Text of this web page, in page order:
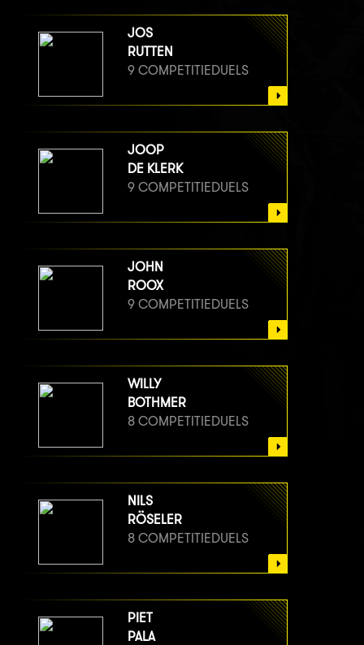
JOS
RUTTEN
9 COMPETITIEDUELS
JOOP
DE KLERK
9 COMPETITIEDUELS
JOHN
ROOX
9 COMPETITIEDUELS
WILLY
BOTHMER
8 COMPETITIEDUELS
NILS
RÖSELER
8 COMPETITIEDUELS
PIET
PALA